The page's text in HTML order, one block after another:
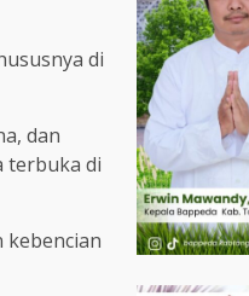
di
dan
terbuka di